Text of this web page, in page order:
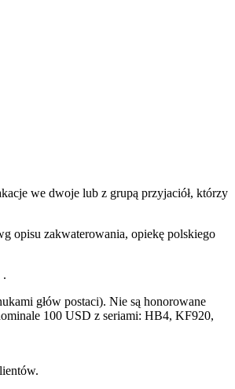
we dwoje lub z grupą przyjaciół, którzy
opisu zakwaterowania, opiekę polskiego
.
głów postaci). Nie są honorowane
100 USD z seriami: HB4, KF920,